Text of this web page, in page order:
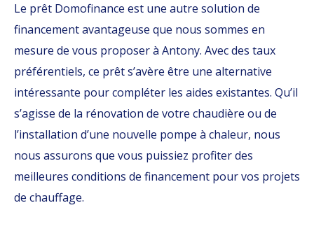
Le prêt Domofinance est une autre solution de
financement avantageuse que nous sommes en
mesure de vous proposer à Antony. Avec des taux
préférentiels, ce prêt s’avère être une alternative
intéressante pour compléter les aides existantes. Qu’il
s’agisse de la rénovation de votre chaudière ou de
l’installation d’une nouvelle pompe à chaleur, nous
nous assurons que vous puissiez profiter des
meilleures conditions de financement pour vos projets
de chauffage.